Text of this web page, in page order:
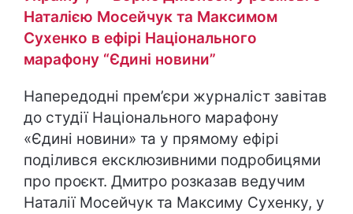
Наталією Мосейчук та Максимом
Сухенко в ефірі Національного
марафону “Єдині новини”
Напередодні прем’єри журналіст завітав
до студії Національного марафону
«Єдині новини» та у прямому ефірі
поділився ексклюзивними подробицями
про проєкт. Дмитро розказав ведучим
Наталії Мосейчук та Максиму Сухенку, у